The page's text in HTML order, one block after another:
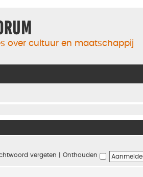
over cultuur en maatschappij
vergeten Onthouden